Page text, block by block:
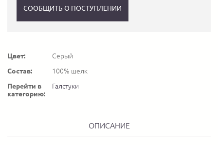
СООБЩИТЬ О ПОСТУПЛЕНИИ
Цвет:
Серый
Состав:
100% шелк
Перейти в
категорию:
Галстуки
ОПИСАНИЕ